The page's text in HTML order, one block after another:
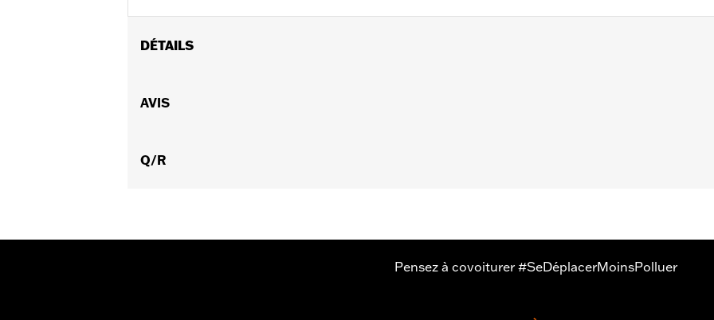
DÉTAILS
Vendu à l'unité:
AVIS
Q/R
Pensez à covoiturer #SeDéplacerMoinsPolluer